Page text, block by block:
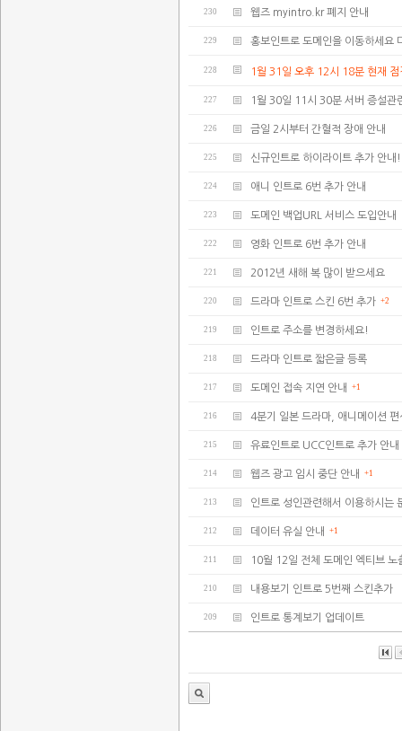
230 웹즈 myintro.kr 폐지 안내
229 홍보인트로 도메인을 이동하세요
228 1월 31일 오후 12시 18분 현재 점
227 1월 30일 11시 30분 서버 증설관
226 금일 2시부터 간혈적 장애 안내
225 신규인트로 하이라이트 추가 안내!
224 애니 인트로 6번 추가 안내
223 도메인 백업URL 서비스 도입안내
222 영화 인트로 6번 추가 안내
221 2012년 새해 복 많이 받으세요
220 드라마 인트로 스킨 6번 추가 +2
219 인트로 주소를 변경하세요!
218 드라마 인트로 짧은글 등록
217 도메인 접속 지연 안내 +1
216 4분기 일본 드라마, 애니메이션
215 유료인트로 UCC인트로 추가 안내
214 웹즈 광고 임시 중단 안내 +1
213 인트로 성인관련해서 이용하시는
212 데이터 유실 안내 +1
211 10월 12일 전체 도메인 엑티브
210 내용보기 인트로 5번째 스킨추가
209 인트로 통계보기 업데이트